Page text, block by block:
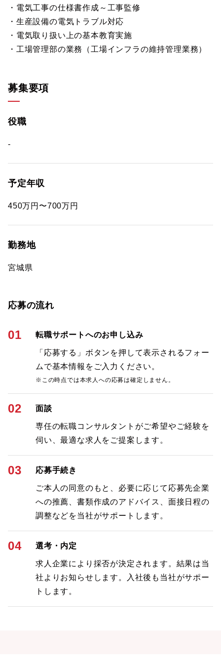
・電気工事の仕様書作成～工事監修
・生産設備の電気トラブル対応
・電気取り扱い上の基本教育実施
・工場管理部の業務（工場インフラの維持管理業務）
募集要項
役職
-
予定年収
450万円〜700万円
勤務地
宮城県
応募の流れ
01 転職サポートへのお申し込み
「応募する」ボタンを押して表示されるフォー
ムで基本情報をご入力ください。
※この時点では本求人への応募は確定しません。
02 面談
専任の転職コンサルタントがご希望やご経験を
伺い、最適な求人をご提案します。
03 応募手続き
ご本人の同意のもと、必要に応じて応募先企業
への推薦、書類作成のアドバイス、面接日程の
調整などを当社がサポートします。
04 選考・内定
求人企業により採否が決定されます。結果は当
社よりお知らせします。入社後も当社がサポー
トします。